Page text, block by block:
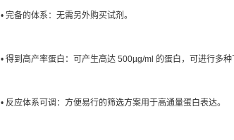
• 完备的体系：无需另外购买试剂。
• 得到高产率蛋白：可产生高达 500µg/ml 的蛋白，可进行多种
• 反应体系可调：方便易行的筛选方案用于高通量蛋白表达。